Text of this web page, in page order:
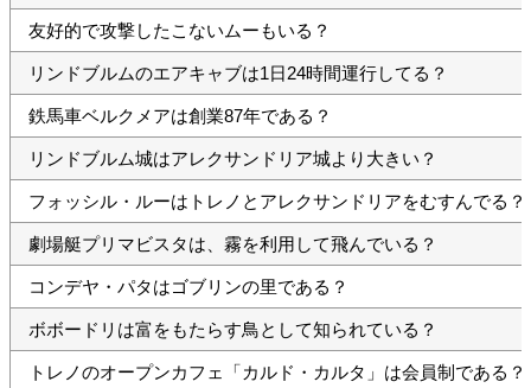
友好的で攻撃したこないムーもいる？
リンドブルムのエアキャブは1日24時間運行してる？
鉄馬車ベルクメアは創業87年である？
リンドブルム城はアレクサンドリア城より大きい？
フォッシル・ルーはトレノとアレクサンドリアをむすんでる？
劇場艇プリマビスタは、霧を利用して飛んでいる？
コンデヤ・パタはゴブリンの里である？
ボボードリは富をもたらす鳥として知られている？
トレノのオープンカフェ「カルド・カルタ」は会員制である？